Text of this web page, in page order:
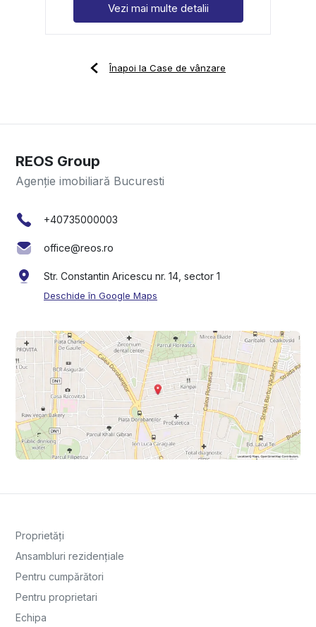
Vezi mai multe detalii
Înapoi la Case de vânzare
REOS Group
Agenție imobiliară Bucuresti
+40735000003
office@reos.ro
Str. Constantin Aricescu nr. 14, sector 1
Deschide în Google Maps
Proprietăți
Ansambluri rezidențiale
Pentru cumpărători
Pentru proprietari
Echipa